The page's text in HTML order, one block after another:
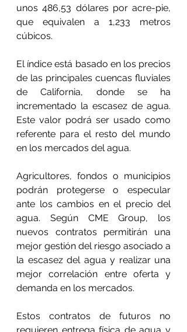
unos 486,53 dólares por acre-pie,
que equivalen a 1,233 metros
cúbicos.
El índice está basado en los precios
de las principales cuencas fluviales
de California, donde se ha
incrementado la escasez de agua.
Este valor podrá ser usado como
referente para el resto del mundo
en los mercados del agua.
Agricultores, fondos o municipios
podrán protegerse o especular
ante los cambios en el precio del
agua. Según CME Group, los
nuevos contratos permitirán una
mejor gestión del riesgo asociado a
la escasez del agua y realizar una
mejor correlación entre oferta y
demanda en los mercados.
Estos contratos de futuros no